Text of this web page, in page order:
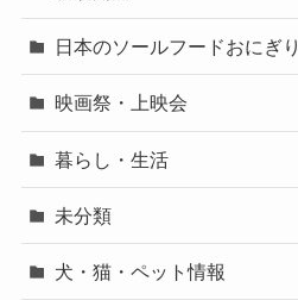
日本のソールフードおにぎり
映画祭・上映会
暮らし・生活
未分類
犬・猫・ペット情報